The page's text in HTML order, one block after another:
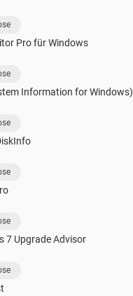
Pro für Windows
Information for Windows)
7 Upgrade Advisor